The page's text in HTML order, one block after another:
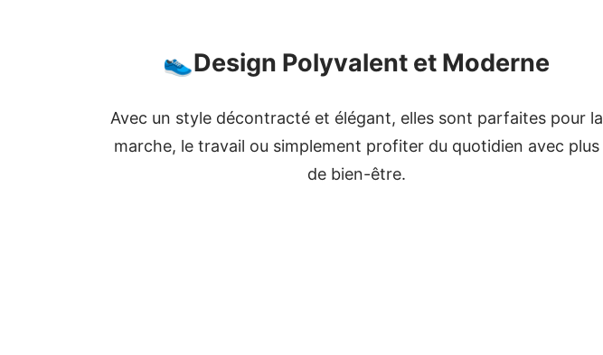
👟Design Polyvalent et Moderne
Avec un style décontracté et élégant, elles sont parfaites pour la
marche, le travail ou simplement profiter du quotidien avec plus
de bien-être.